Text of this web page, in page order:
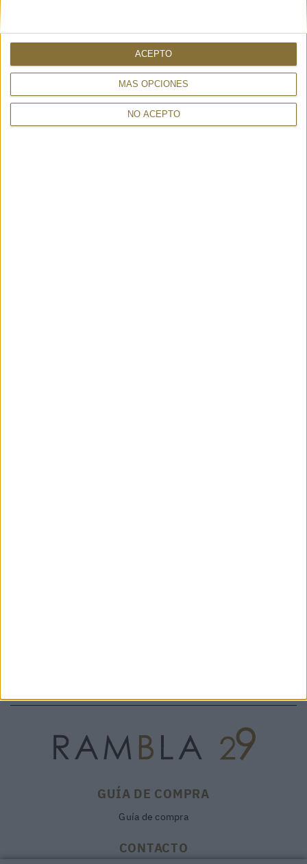
MÁS OPCIONES
NO ACEPTO
ACEPTO
GUÍA DE COMPRA
Guía de compra
CONTACTO